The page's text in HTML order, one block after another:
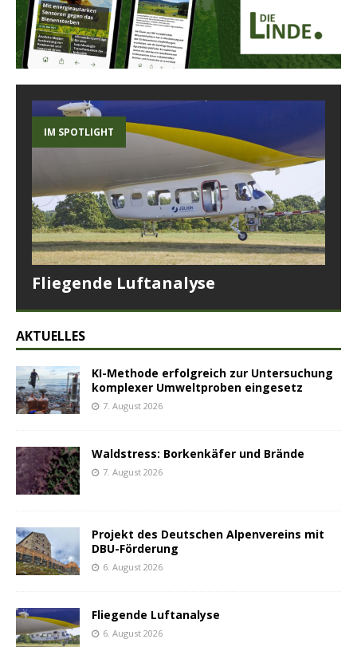
IM SPOTLIGHT
Fliegende Luftanalyse
AKTUELLES
KI-Methode erfolgreich zur Untersuchung
komplexer Umweltproben eingesetz
7. August 2026
Waldstress: Borkenkäfer und Brände
7. August 2026
Projekt des Deutschen Alpenvereins mit
DBU-Förderung
6. August 2026
Fliegende Luftanalyse
6. August 2026